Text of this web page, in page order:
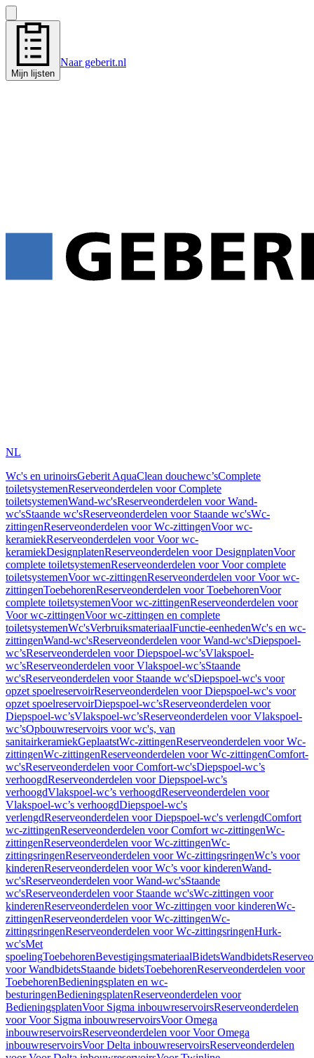
Mijn lijsten
Naar geberit.nl
NL
Wc's en urinoirsGeberit AquaClean douchewc’sComplete
toiletsystemenReserveonderdelen voor Complete
toiletsystemenWand-wc'sReserveonderdelen voor Wand-
wc'sStaande wc'sReserveonderdelen voor Staande wc'sWc-
zittingenReserveonderdelen voor Wc-zittingenVoor wc-
keramiekReserveonderdelen voor Voor wc-
keramiekDesignplatenReserveonderdelen voor DesignplatenVoor
complete toiletsystemenReserveonderdelen voor Voor complete
toiletsystemenVoor wc-zittingenReserveonderdelen voor Voor wc-
zittingenToebehorenReserveonderdelen voor ToebehorenVoor
complete toiletsystemenVoor wc-zittingenReserveonderdelen voor
Voor wc-zittingenVoor wc-zittingen en complete
toiletsystemenWc'sVerbruiksmateriaalFunctie-eenhedenWc's en wc-
zittingenWand-wc'sReserveonderdelen voor Wand-wc'sDiepspoel-
wc’sReserveonderdelen voor Diepspoel-wc’sVlakspoel-
wc’sReserveonderdelen voor Vlakspoel-wc’sStaande
wc'sReserveonderdelen voor Staande wc'sDiepspoel-wc's voor
opzet spoelreservoirReserveonderdelen voor Diepspoel-wc's voor
opzet spoelreservoirDiepspoel-wc’sReserveonderdelen voor
Diepspoel-wc’sVlakspoel-wc’sReserveonderdelen voor Vlakspoel-
wc’sOpbouwreservoirs voor wc's, van
sanitairkeramiekGeplaatstWc-zittingenReserveonderdelen voor Wc-
zittingenWc-zittingenReserveonderdelen voor Wc-zittingenComfort-
wc'sReserveonderdelen voor Comfort-wc'sDiepspoel-wc’s
verhoogdReserveonderdelen voor Diepspoel-wc’s
verhoogdVlakspoel-wc’s verhoogdReserveonderdelen voor
Vlakspoel-wc’s verhoogdDiepspoel-wc's
verlengdReserveonderdelen voor Diepspoel-wc's verlengdComfort
wc-zittingenReserveonderdelen voor Comfort wc-zittingenWc-
zittingenReserveonderdelen voor Wc-zittingenWc-
zittingsringenReserveonderdelen voor Wc-zittingsringenWc’s voor
kinderenReserveonderdelen voor Wc’s voor kinderenWand-
wc'sReserveonderdelen voor Wand-wc'sStaande
wc'sReserveonderdelen voor Staande wc'sWc-zittingen voor
kinderenReserveonderdelen voor Wc-zittingen voor kinderenWc-
zittingenReserveonderdelen voor Wc-zittingenWc-
zittingsringenReserveonderdelen voor Wc-zittingsringenHurk-
wc'sMet
spoelingToebehorenBevestigingsmateriaalBidetsWandbidets
voor WandbidetsStaande bidetsToebehorenReserveonderdelen voor
ToebehorenBedieningsplaten en wc-
besturingenBedieningsplatenReserveonderdelen voor
BedieningsplatenVoor Sigma inbouwreservoirsReserveonderdelen
voor Voor Sigma inbouwreservoirsVoor Omega
inbouwreservoirsReserveonderdelen voor Voor Omega
inbouwreservoirsVoor Delta inbouwreservoirsReserveonderdelen